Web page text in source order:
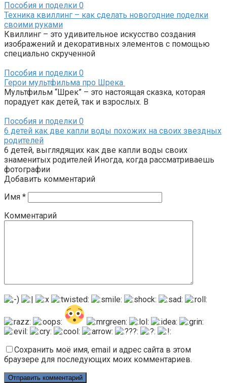
Пособия и поделки 0
Техника квиллинг – как сделать новогодние поделки
своими руками
Квиллинг – это удивительное искусство создания
изображений и декоративных элементов с помощью
специально скрученной
Пособия и поделки 0
Герои мультфильма про Шрека
Мультфильм “Шрек” – это настоящая сказка, которая
порадует как детей, так и взрослых. В
Пособия и поделки 0
6 детей как две капли воды похожих на своих звездных
родителей
6 детей, выглядящих как две капли воды своих
знаменитых родителей Иногда, когда рассматриваешь
фотографии
Добавить комментарий
Имя *
Комментарий
Сохранить моё имя, email и адрес сайта в этом
браузере для последующих моих комментариев.